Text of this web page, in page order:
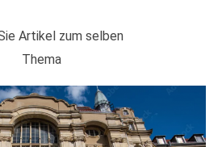
Artikel zum selben
Thema